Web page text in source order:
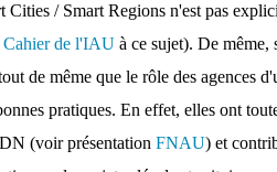
Cities / Smart Regions n'est pas
Cahier de l'IAU à ce sujet). De
de même que le rôle des agences
pratiques. En effet, elles ont
(voir présentation FNAU) et